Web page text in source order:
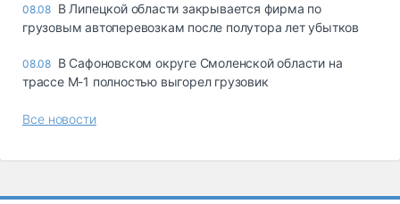
08.08 В Липецкой области закрывается фирма по
грузовым автоперевозкам после полутора лет убытков
08.08 В Сафоновском округе Смоленской области на
трассе М-1 полностью выгорел грузовик
Все новости